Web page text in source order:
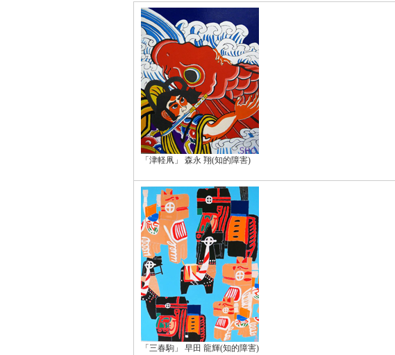
「津軽凧」 森永 翔(知的障害)
「三春駒」 早田 龍輝(知的障害)